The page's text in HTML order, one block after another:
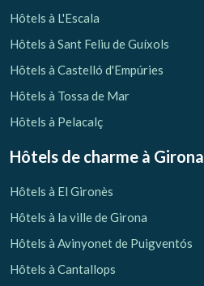
Hôtels à L'Escala
Hôtels à Sant Feliu de Guíxols
Hôtels à Castelló d'Empúries
Hôtels à Tossa de Mar
Hôtels à Pelacalç
Hôtels de charme à Girona
Hôtels à El Gironès
Hôtels à la ville de Girona
Hôtels à Avinyonet de Puigventós
Hôtels à Cantallops